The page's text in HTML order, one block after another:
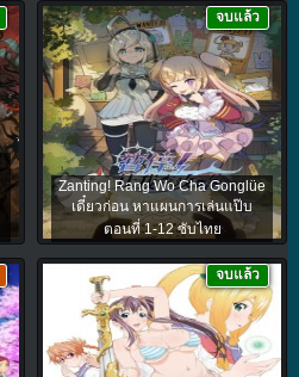
Zanting! Rang Wo Cha Gonglüe
เดี๋ยวก่อน หาแผนการเล่นแป๊บ
ตอนที่ 1-12 ซับไทย
จบแล้ว
จบแล้ว